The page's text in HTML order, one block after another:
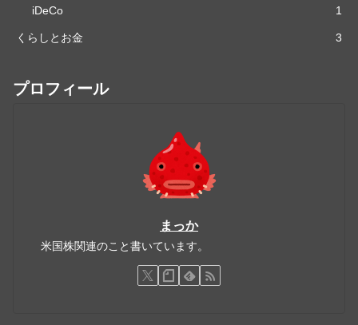
iDeCo 1
くらしとお金 3
プロフィール
まっか
米国株関連のこと書いています。